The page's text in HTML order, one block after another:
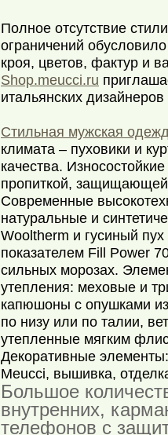
Полное отсутствие
ограничений
кроя, цветов, фактур и
Shop.meucci.ru
итальянских
Стильная мужская
климата – пуховики и
качества.
пропиткой, защищающей
Современные
натуральные и
Wooltherm и гусиный пух
показателем Fill Power
сильных морозах.
утепления: меховые и
капюшоны с опушками
по низу или по талии,
утепленные мягким
Декоративные
Meucci, вышивка,
Большое
внутренних,
телефонов с